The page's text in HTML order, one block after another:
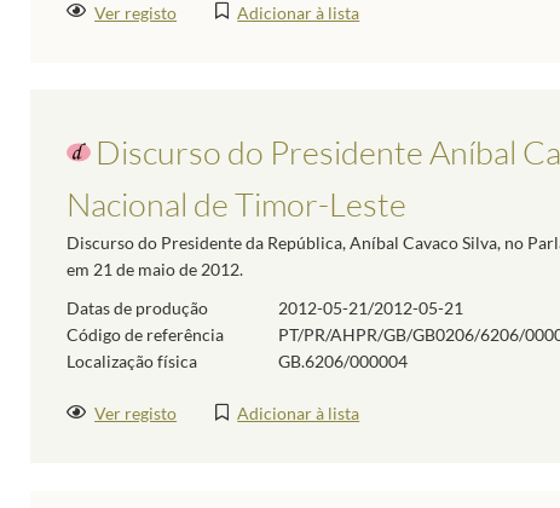
Ver registo Adicionar à lista
Discurso do Presidente Aníbal
Nacional de Timor-Leste
Discurso do Presidente da República, Aníbal Cavaco Silva, no
em 21 de maio de 2012.
Datas de produção
2012-05-21/2012-05-21
Código de referência
PT/PR/AHPR/GB/GB0206/6206/
Localização física
GB.6206/000004
Ver registo Adicionar à lista